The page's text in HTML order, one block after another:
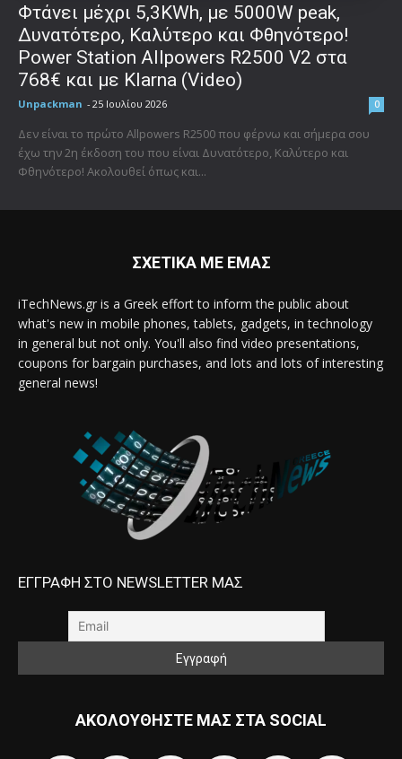
Φτάνει μέχρι 5,3KWh, με 5000W peak,
Δυνατότερο, Καλύτερο και Φθηνότερο!
Power Station Allpowers R2500 V2 στα
768€ και με Klarna (Video)
Unpackman - 25 Ιουλίου 2026 0
Δεν είναι το πρώτο Allpowers R2500 που φέρνω και σήμερα σου
έχω την 2η έκδοση του που είναι Δυνατότερο, Καλύτερο και
Φθηνότερο! Ακολουθεί όπως και...
ΣΧΕΤΙΚΑ ΜΕ ΕΜΑΣ
iTechNews.gr is a Greek effort to inform the public about
what's new in mobile phones, tablets, gadgets, in technology
in general but not only. You'll also find video presentations,
coupons for bargain purchases, and lots and lots of interesting
general news!
ΕΓΓΡΑΦΗ ΣΤΟ NEWSLETTER ΜΑΣ
ΑΚΟΛΟΥΘΗΣΤΕ ΜΑΣ ΣΤΑ SOCIAL